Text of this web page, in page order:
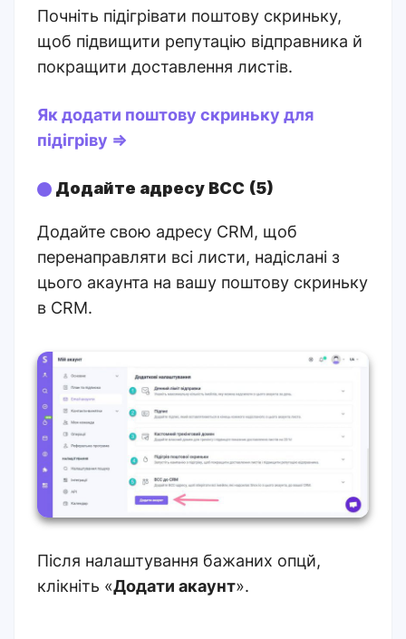
Почніть підігрівати поштову скриньку,
щоб підвищити репутацію відправника й
покращити доставлення листів.
Як додати поштову скриньку для
підігріву ⇒
Додайте адресу BCC (5)
Додайте свою адресу CRM, щоб
перенаправляти всі листи, надіслані з
цього акаунта на вашу поштову скриньку
в CRM.
Після налаштування бажаних опцй,
клікніть «Додати акаунт».